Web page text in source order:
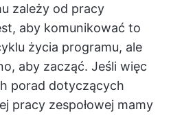
zależy od pracy
aby komunikować to
życia programu, ale
aby zacząć. Jeśli więc
porad dotyczących
pracy zespołowej mamy